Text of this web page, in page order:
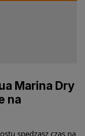
Marina Dry
na
spędzasz czas na